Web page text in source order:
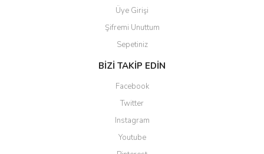
Üye Girişi
Şifremi Unuttum
Sepetiniz
BİZİ TAKİP EDİN
Facebook
Twitter
Instagram
Youtube